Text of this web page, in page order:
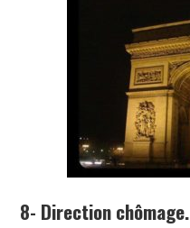
8- Direction chômage.